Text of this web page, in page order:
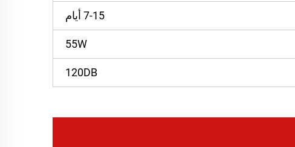
7-15 أيام
55W
120DB